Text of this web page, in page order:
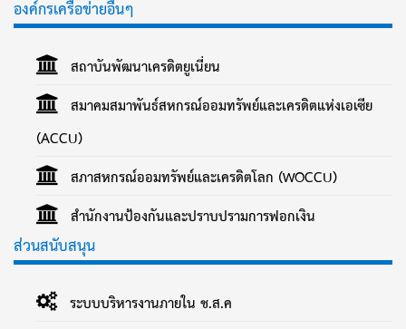
องค์กรเครือข่ายอื่นๆ
สถาบันพัฒนาเครดิตยูเนี่ยน
สมาคมสมาพันธ์สหกรณ์ออมทรัพย์และเครดิตแห่งเอเซีย
(ACCU)
สภาสหกรณ์ออมทรัพย์และเครดิตโลก (WOCCU)
สำนักงานป้องกันและปราบปรามการฟอกเงิน
ส่วนสนับสนุน
ระบบบริหารงานภายใน ช.ส.ค